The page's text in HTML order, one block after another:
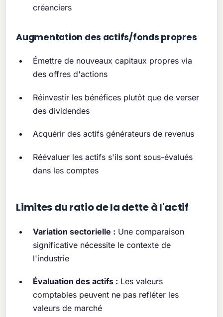
créanciers
Augmentation des actifs/fonds propres
Émettre de nouveaux capitaux propres via
des offres d'actions
Réinvestir les bénéfices plutôt que de verser
des dividendes
Acquérir des actifs générateurs de revenus
Réévaluer les actifs s'ils sont sous-évalués
dans les comptes
Limites du ratio de la dette à l'actif
Variation sectorielle : Une comparaison
significative nécessite le contexte de
l'industrie
Évaluation des actifs : Les valeurs
comptables peuvent ne pas refléter les
valeurs de marché